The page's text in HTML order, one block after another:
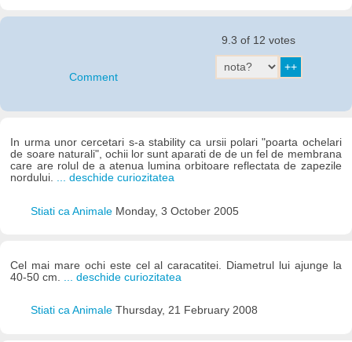
Comment
9.3 of 12 votes
In urma unor cercetari s-a stability ca ursii polari "poarta ochelari
de soare naturali", ochii lor sunt aparati de de un fel de membrana
care are rolul de a atenua lumina orbitoare reflectata de zapezile
nordului. ... deschide curiozitatea
Stiati ca Animale Monday, 3 October 2005
Cel mai mare ochi este cel al caracatitei. Diametrul lui ajunge la
40-50 cm. ... deschide curiozitatea
Stiati ca Animale Thursday, 21 February 2008